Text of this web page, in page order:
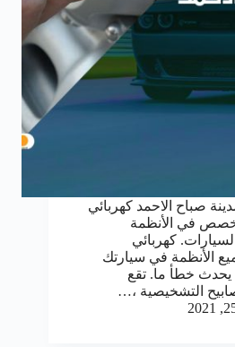
صباح الاحمد كهربائي
في الأنظمة
كهربائي
الأنظمة في سيارتك
يحدث خطأ ما. تقع
التشخيصية ،…